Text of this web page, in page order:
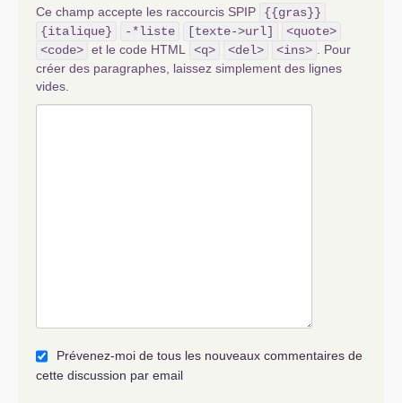
Ce champ accepte les raccourcis SPIP
{{gras}}
{italique}
-*liste [texte->url]
<quote>
<code> et le code HTML <q> <del> <ins>
. Pour
créer des paragraphes, laissez simplement des lignes
vides.
Prévenez-moi de tous les nouveaux commentaires de
cette discussion par email